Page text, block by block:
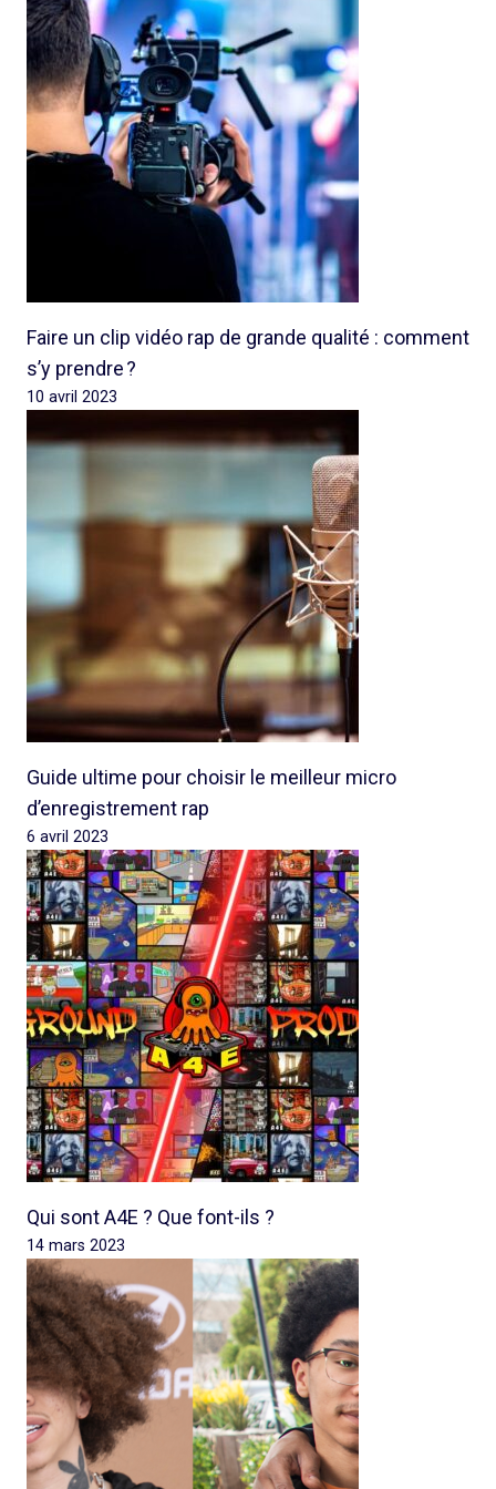
Faire un clip vidéo rap de grande qualité : comment
s’y prendre ?
10 avril 2023
Guide ultime pour choisir le meilleur micro
d’enregistrement rap
6 avril 2023
Qui sont A4E ? Que font-ils ?
14 mars 2023